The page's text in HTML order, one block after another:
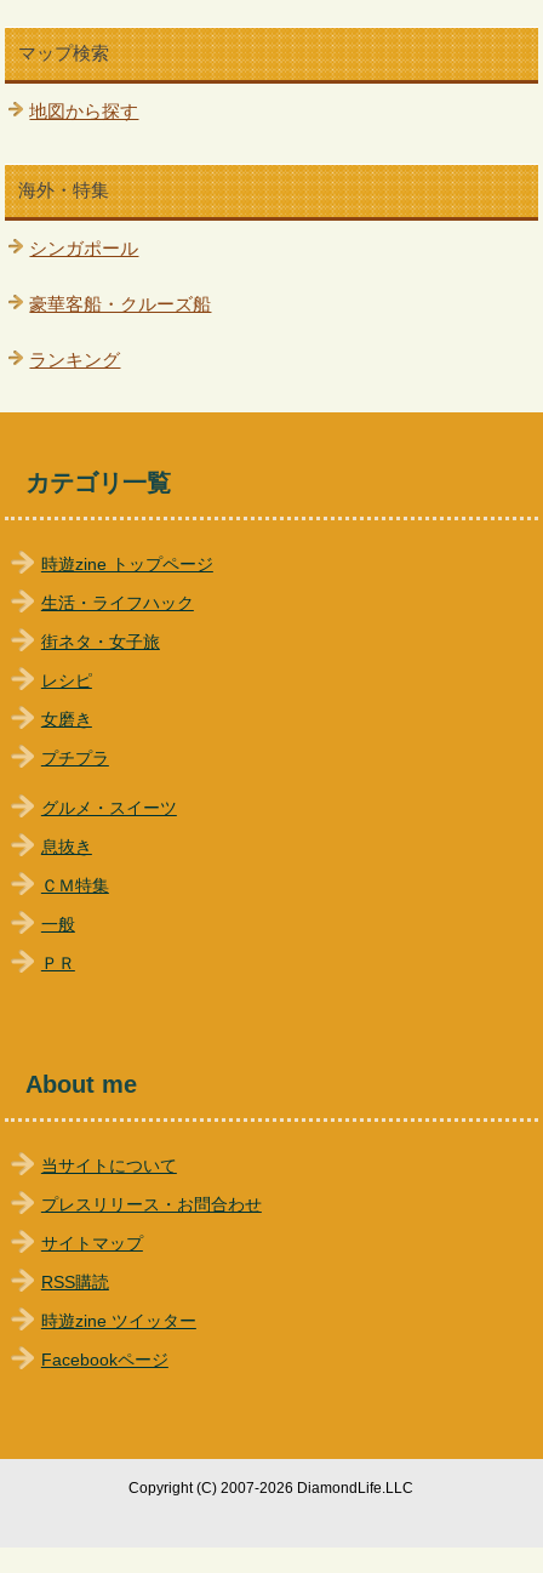
マップ検索
地図から探す
海外・特集
シンガポール
豪華客船・クルーズ船
ランキング
カテゴリ一覧
時遊zine トップページ
生活・ライフハック
街ネタ・女子旅
レシピ
女磨き
プチプラ
グルメ・スイーツ
息抜き
ＣＭ特集
一般
ＰＲ
About me
当サイトについて
プレスリリース・お問合わせ
サイトマップ
RSS購読
時遊zine ツイッター
Facebookページ
Copyright (C) 2007-2026 DiamondLife.LLC